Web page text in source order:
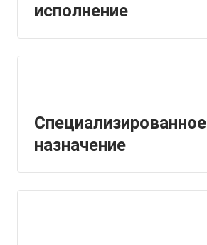
исполнение
Специализированное
назначение